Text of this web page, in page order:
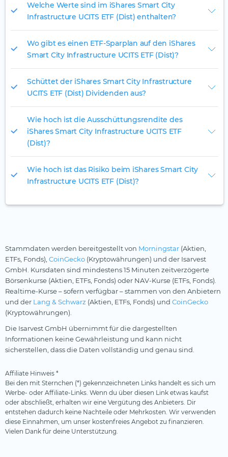
Welche Werte sind im iShares Smart City
Infrastructure UCITS ETF (Dist) enthalten?
Wo gibt es einen ETF-Sparplan auf den iShares
Smart City Infrastructure UCITS ETF (Dist)?
Schüttet der iShares Smart City Infrastructure
UCITS ETF (Dist) Dividenden aus?
Wie hoch ist die Ausschüttungsrendite des
iShares Smart City Infrastructure UCITS ETF
(Dist)?
Wie hoch ist das Risiko beim iShares Smart City
Infrastructure UCITS ETF (Dist)?
Stammdaten werden bereitgestellt von Morningstar (Aktien,
ETFs, Fonds), CoinGecko (Kryptowährungen) und der Isarvest
GmbH. Kursdaten sind mindestens 15 Minuten zeitverzögerte
Börsenkurse (Aktien, ETFs, Fonds) oder NAV-Kurse (ETFs, Fonds).
Realtime-Kurse – sofern verfügbar – stammen von den Anbietern
und der Lang & Schwarz (Aktien, ETFs, Fonds) und CoinGecko
(Kryptowährungen).
Die Isarvest GmbH übernimmt für die dargestellten
Informationen keine Gewährleistung und kann nicht
sicherstellen, dass die Daten vollständig und genau sind.
Affiliate Hinweis *
Bei den mit Sternchen (*) gekennzeichneten Links handelt es sich um
Werbe- oder Affiliate-Links. Wenn du über diesen Link etwas kaufst
oder abschließt, erhalten wir eine Vergütung des Anbieters. Dir
entstehen dadurch keine Nachteile oder Mehrkosten. Wir verwenden
diese Einnahmen, um unser kostenfreies Angebot zu finanzieren.
Vielen Dank für deine Unterstützung.